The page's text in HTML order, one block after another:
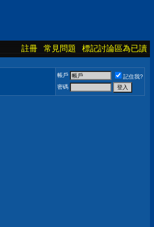
註冊 常見問題 標記討論區為已讀
帳戶
記住我?
密碼